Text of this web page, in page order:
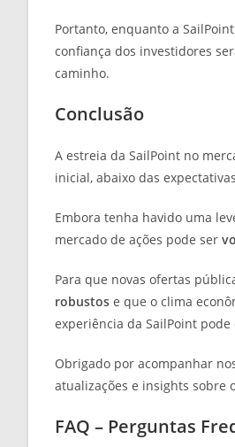
Portanto, enquanto a
confiança dos investidores
caminho.
Conclusão
A estreia da SailPoint no
inicial, abaixo das
Embora tenha havido uma
mercado de ações pode ser
Para que novas ofertas
robustos e que o clima
experiência da SailPoint
Obrigado por acompanhar
atualizações e insights sobre
FAQ – Perguntas